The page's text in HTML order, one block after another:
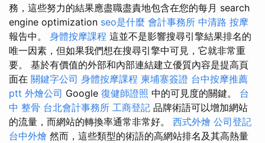
務，這些努力的結果應盡職盡責地包含在您的每月 search
engine optimization seo是什麼 會計事務所 中清路 按摩
報告中。 身體按摩課程 這並不是影響搜尋引擎結果排名的
唯一因素，但如果我們想在搜尋引擎中可見，它就非常重
要。 基於有價值的外部和內部連結建立優質內容是提高頁
面在 關鍵字公司 身體按摩課程 柬埔寨簽證 台中按摩推薦
ptt 外燴公司 Google 復健師證照 中的可見度的關鍵。 台
中 整骨 台北會計事務所 工商登記 品牌術語可以增加網站
的流量，而網站的轉換率通常非常好。 西式外燴 公司登記
台中外燴 然而，這些類型的術語的高網站排名及其高熱量